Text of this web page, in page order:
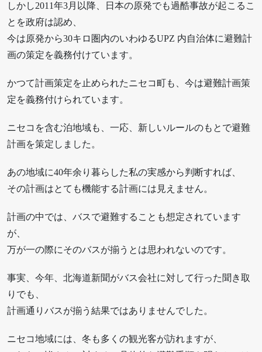
しかし2011年3月以降、日本の原発でも過酷事故が起こるこ
とを政府は認め、
今は原発から30キロ圏内のいわゆるUPZ 内自治体に避難計
画の策定を義務付けています。
かつて計画策定を止められたニセコ町も、今は避難計画策
定を義務付けられています。
ニセコを含む泊地域も、一応、新しいルールのもとで避難
計画を策定しました。
あの地域に40年余り暮らした私の実感から判断すれば、
その計画はとても機能する計画には見えません。
計画の中では、バスで避難することも想定されています
が、
万が一の際にそのバスが揃うとは思われないのです。
事実、今年、北海道新聞がバス会社に対して行った聞き取
りでも、
計画通りバスが揃う結果ではありませんでした。
ニセコ地域には、冬も多くの観光客が訪れますが、